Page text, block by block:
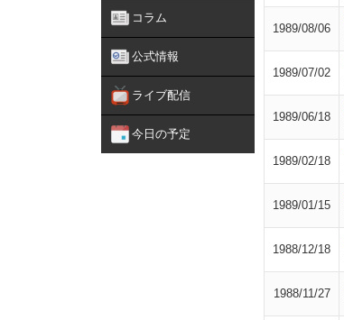
コラム
公式情報
ライブ配信
今日の予定
1989/08/06
1989/07/02
1989/06/18
1989/02/18
1989/01/15
1988/12/18
1988/11/27